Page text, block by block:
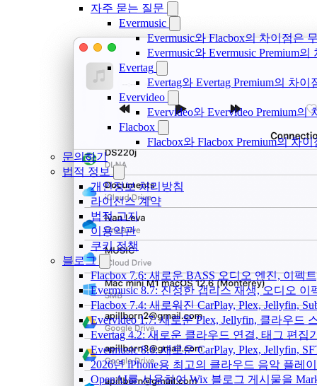
자주 묻는 질문
Evermusic
Evermusic와 Flacbox의 차이점은
Evermusic와 Evermusic Premium의
Evertag
Evertag와 Evertag Premium의 차
Evervideo
Evervideo와 Evervideo Premium의
Flacbox
Flacbox와 Flacbox Premium의 차
문의하기
법적 정보
개인정보 처리방침
라이선스 계약
법적 고지
이용약관
쿠키 정책
블로그
Flacbox 7.6: 새로운 BASS 오디오 엔진, 이펙
Evermusic 8.7: 진정한 갭리스 재생, 오디오
Flacbox 7.4: 새로워진 CarPlay, Plex, Jellyfin,
Evervideo 1.7: 새로운 Plex, Jellyfin, 클라우드
Evertag 4.2: 새로운 클라우드 연결, 태그 편집
Evermusic 8.6: 새로운 CarPlay, Plex, Jellyfin,
2026년 iPhone용 최고의 클라우드 음악 플레
OpenAI를 사용하여 Wix 블로그 게시물을